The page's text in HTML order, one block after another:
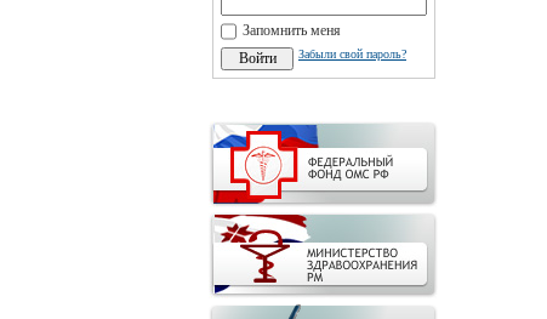
Запомнить меня
Забыли свой пароль?